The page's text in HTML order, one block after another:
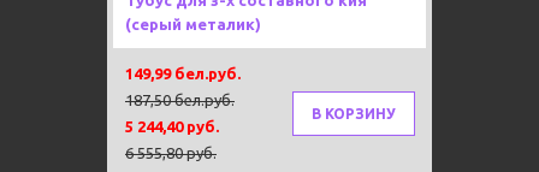
(серый металик)
149,99 бел.руб.
187,50 бел.руб.
5 244,40 руб.
6 555,80 руб.
В КОРЗИНУ